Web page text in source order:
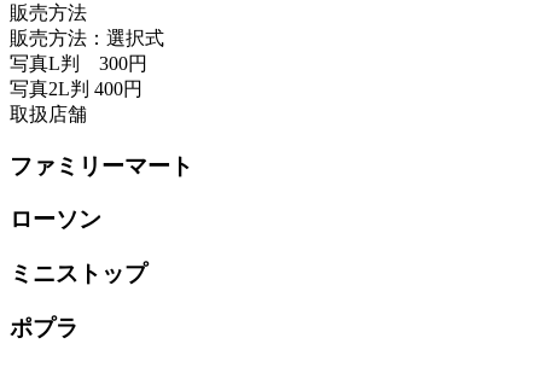
販売方法
販売方法：選択式
写真L判 300円
写真2L判 400円
取扱店舗
ファミリーマート
ローソン
ミニストップ
ポプラ